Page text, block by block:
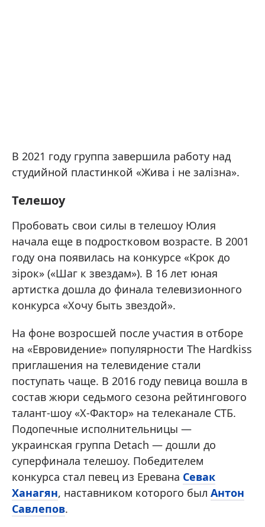
В 2021 году группа завершила работу над
студийной пластинкой «Жива і не залізна».
Телешоу
Пробовать свои силы в телешоу Юлия
начала еще в подростковом возрасте. В 2001
году она появилась на конкурсе «Крок до
зiрок» («Шаг к звездам»). В 16 лет юная
артистка дошла до финала телевизионного
конкурса «Хочу быть звездой».
На фоне возросшей после участия в отборе
на «Евровидение» популярности The Hardkiss
приглашения на телевидение стали
поступать чаще. В 2016 году певица вошла в
состав жюри седьмого сезона рейтингового
талант-шоу «X-Фактор» на телеканале СТБ.
Подопечные исполнительницы —
украинская группа Detach — дошли до
суперфинала телешоу. Победителем
конкурса стал певец из Еревана Севак
Ханагян, наставником которого был Антон
Савлепов.